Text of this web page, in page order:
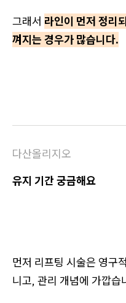
그래서 라인이 먼저 정리
껴지는 경우가 많습니다.
다산올리지오
유지 기간 궁금해요
먼저 리프팅 시술은 영구
니고, 관리 개념에 가깝습